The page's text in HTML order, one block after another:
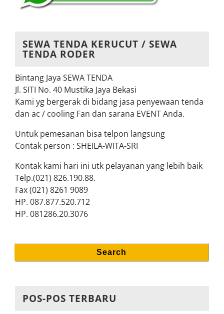
SEWA TENDA KERUCUT / SEWA
TENDA RODER
Bintang Jaya SEWA TENDA
Jl. SITI No. 40 Mustika Jaya Bekasi
Kami yg bergerak di bidang jasa penyewaan tenda
dan ac / cooling Fan dan sarana EVENT Anda.
Untuk pemesanan bisa telpon langsung
Contak person : SHEILA-WITA-SRI
Kontak kami hari ini utk pelayanan yang lebih baik
Telp.(021) 826.190.88.
Fax (021) 8261 9089
HP. 087.877.520.712
HP. 081286.20.3076
Search
for:
Search
POS-POS TERBARU